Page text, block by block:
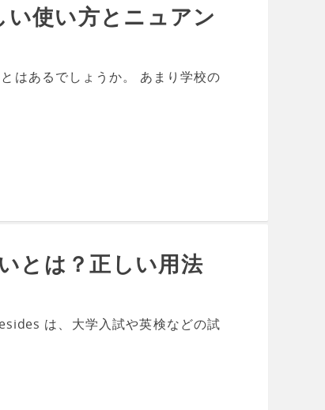
い使い方とニュアン
はあるでしょうか。 あまり学校の
とは？正しい用法
は、大学入試や英検などの試